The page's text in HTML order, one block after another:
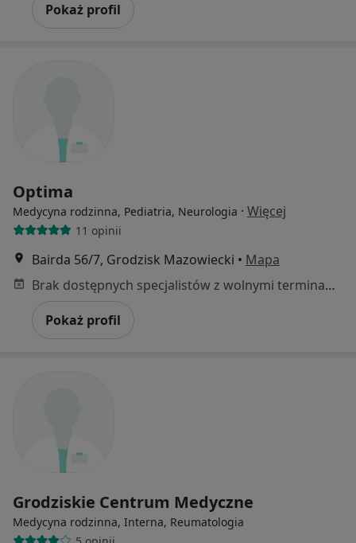
Pokaż profil
Optima
Medycyna rodzinna, Pediatria, Neurologia · Więcej
11 opinii
Bairda 56/7, Grodzisk Mazowiecki • Mapa
Brak dostępnych specjalistów z wolnymi terminami w tym centrum medycznym.
Pokaż profil
Grodziskie Centrum Medyczne
Medycyna rodzinna, Interna, Reumatologia